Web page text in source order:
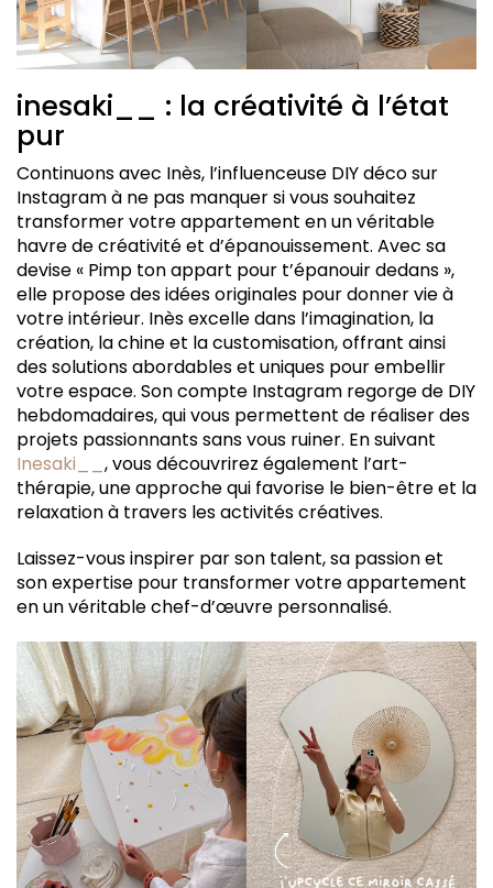
inesaki__ : la créativité à l’état
pur
Continuons avec Inès, l’influenceuse DIY déco sur
Instagram à ne pas manquer si vous souhaitez
transformer votre appartement en un véritable
havre de créativité et d’épanouissement. Avec sa
devise « Pimp ton appart pour t’épanouir dedans »,
elle propose des idées originales pour donner vie à
votre intérieur. Inès excelle dans l’imagination, la
création, la chine et la customisation, offrant ainsi
des solutions abordables et uniques pour embellir
votre espace. Son compte Instagram regorge de DIY
hebdomadaires, qui vous permettent de réaliser des
projets passionnants sans vous ruiner. En suivant
Inesaki__ , vous découvrirez également l’art-
thérapie, une approche qui favorise le bien-être et la
relaxation à travers les activités créatives.
Laissez-vous inspirer par son talent, sa passion et
son expertise pour transformer votre appartement
en un véritable chef-d’œuvre personnalisé.